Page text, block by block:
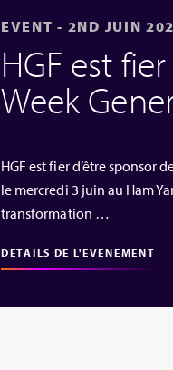
EVENT - 2ND JUIN
HGF est
Week
HGF est fier d’être sponsor
le mercredi 3 juin au Ham
transformation …
DÉTAILS DE L'ÉVÉNEMENT